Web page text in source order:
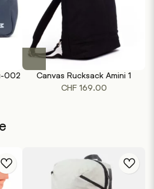
002
Dieses
weist
mehrere
auf
Canvas Rucksack Amini 1
CHF169.00